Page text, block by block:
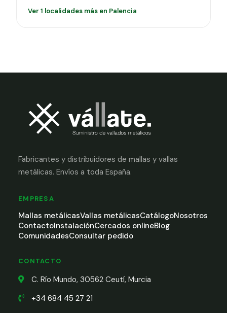
Ver 1 localidades más en Palencia
Fabricantes y distribuidores de mallas y vallas
metálicas. Envíos a toda España.
EMPRESA
Mallas metálicasVallas metálicasCatálogoNosotros
ContactoInstalaciónCercados onlineBlog
ComunidadesConsultar pedido
CONTACTO
C. Río Mundo, 30562 Ceutí, Murcia
+34 684 45 27 21